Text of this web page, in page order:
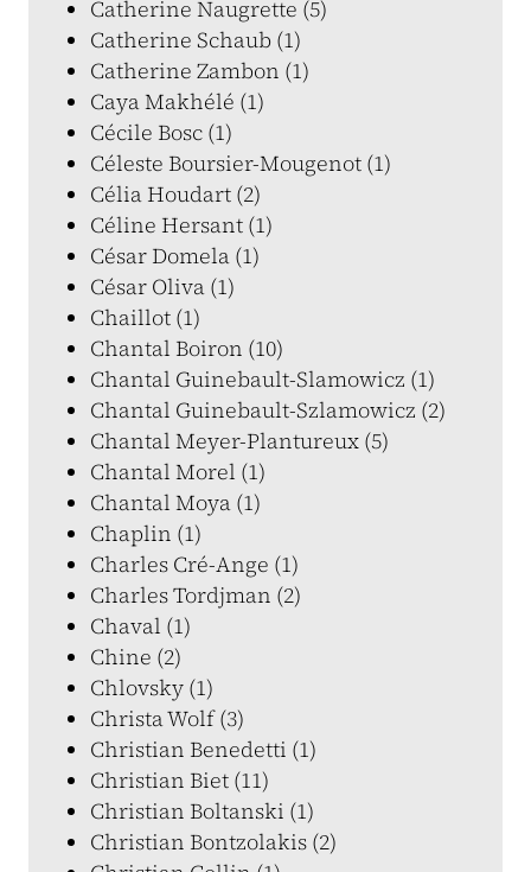
Catherine Naugrette (5)
Catherine Schaub (1)
Catherine Zambon (1)
Caya Makhélé (1)
Cécile Bosc (1)
Céleste Boursier-Mougenot (1)
Célia Houdart (2)
Céline Hersant (1)
César Domela (1)
César Oliva (1)
Chaillot (1)
Chantal Boiron (10)
Chantal Guinebault-Slamowicz (1)
Chantal Guinebault-Szlamowicz (2)
Chantal Meyer-Plantureux (5)
Chantal Morel (1)
Chantal Moya (1)
Chaplin (1)
Charles Cré-Ange (1)
Charles Tordjman (2)
Chaval (1)
Chine (2)
Chlovsky (1)
Christa Wolf (3)
Christian Benedetti (1)
Christian Biet (11)
Christian Boltanski (1)
Christian Bontzolakis (2)